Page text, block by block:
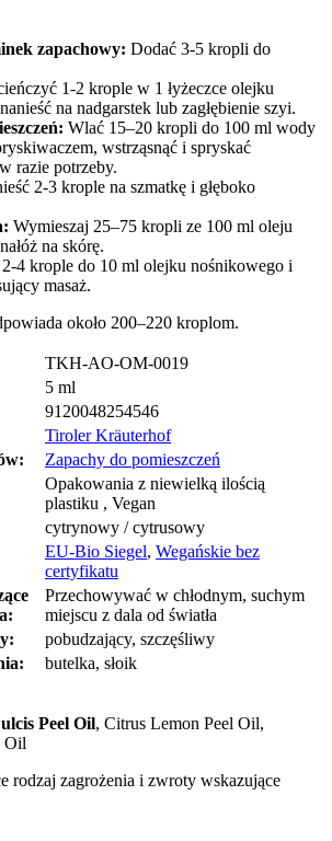
zapachowy: Dodać 3-5 kropli do
1-2 krople w 1 łyżeczce olejku
na nadgarstek lub zagłębienie szyi.
Wlać 15–20 kropli do 100 ml wody
wstrząsnąć i spryskać
razie potrzeby.
2-3 krople na szmatkę i głęboko
Wymieszaj 25–75 kropli ze 100 ml oleju
na skórę.
4 krople do 10 ml olejku nośnikowego i
masaż.
około 200–220 kroplom.
TKH-AO-OM-0019
5 ml
9120048254546
Tiroler Kräuterhof
Zapachy do pomieszczeń
Opakowania z niewielką ilością
plastiku , Vegan
cytrynowy / cytrusowy
EU-Bio Siegel, Wegańskie bez
certyfikatu
Przechowywać w chłodnym, suchym
miejscu z dala od światła
pobudzający, szczęśliwy
butelka, słoik
Peel Oil, Citrus Lemon Peel Oil,
Oil
rodzaj zagrożenia i zwroty wskazujące